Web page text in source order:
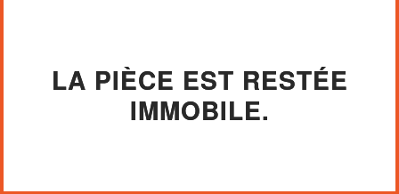
LA PIÈCE EST RESTÉE
IMMOBILE.